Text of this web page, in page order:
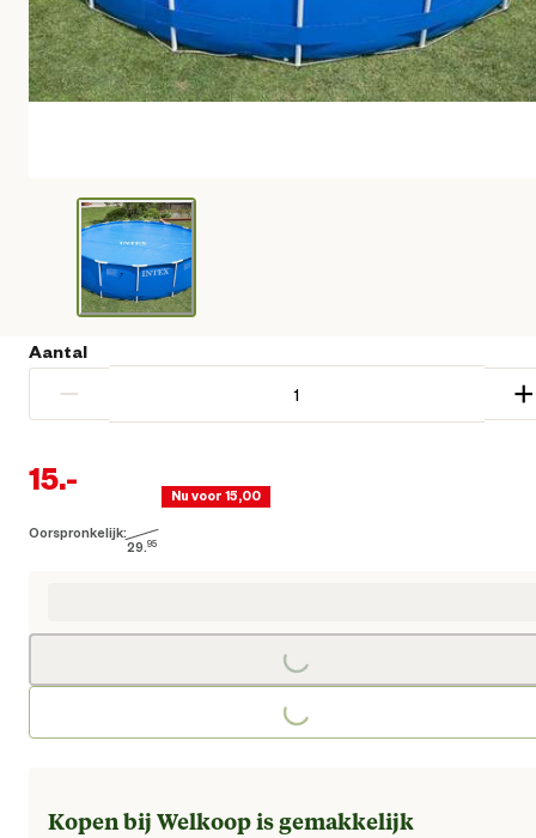
Aantal
− +
Oorspronkelijk:
29.95
15.-
Huidige prijs € 15,00
Nu voor 15,00
Loading...
Loading...
Kopen bij Welkoop is gemakkelijk